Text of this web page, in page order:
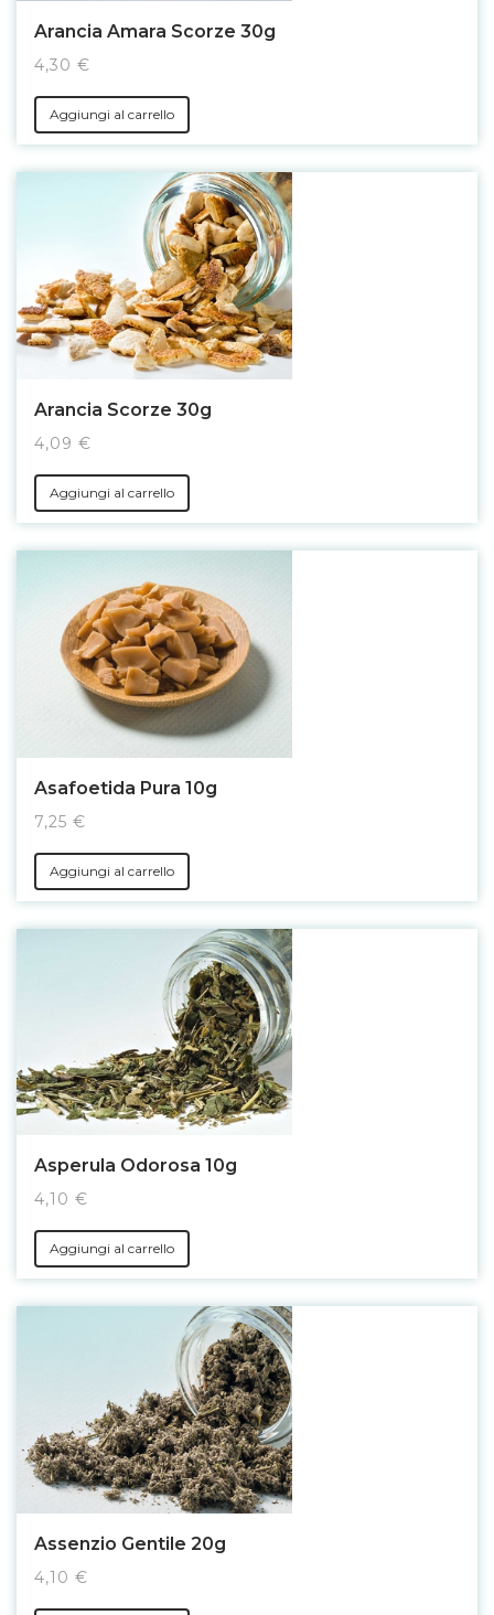
Arancia Amara Scorze 30g
4,30 €
Aggiungi al carrello
Arancia Scorze 30g
4,09 €
Aggiungi al carrello
Asafoetida Pura 10g
7,25 €
Aggiungi al carrello
Asperula Odorosa 10g
4,10 €
Aggiungi al carrello
Assenzio Gentile 20g
4,10 €